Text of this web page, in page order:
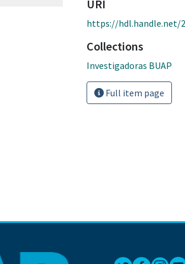
URI
https://hdl.handle.net/
Collections
Investigadoras BUAP
Full item page